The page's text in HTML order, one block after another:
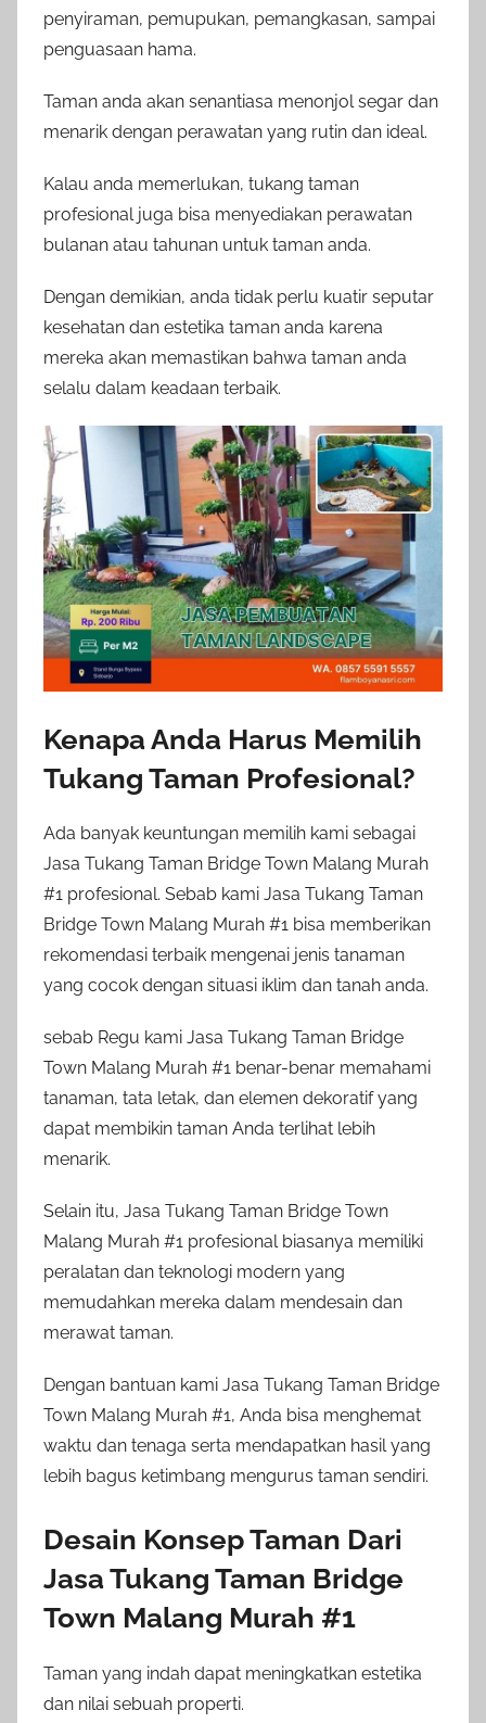
penyiraman, pemupukan, pemangkasan, sampai
penguasaan hama.
Taman anda akan senantiasa menonjol segar dan
menarik dengan perawatan yang rutin dan ideal.
Kalau anda memerlukan, tukang taman
profesional juga bisa menyediakan perawatan
bulanan atau tahunan untuk taman anda.
Dengan demikian, anda tidak perlu kuatir seputar
kesehatan dan estetika taman anda karena
mereka akan memastikan bahwa taman anda
selalu dalam keadaan terbaik.
Kenapa Anda Harus Memilih
Tukang Taman Profesional?
Ada banyak keuntungan memilih kami sebagai
Jasa Tukang Taman Bridge Town Malang Murah
#1 profesional. Sebab kami Jasa Tukang Taman
Bridge Town Malang Murah #1 bisa memberikan
rekomendasi terbaik mengenai jenis tanaman
yang cocok dengan situasi iklim dan tanah anda.
sebab Regu kami Jasa Tukang Taman Bridge
Town Malang Murah #1 benar-benar memahami
tanaman, tata letak, dan elemen dekoratif yang
dapat membikin taman Anda terlihat lebih
menarik.
Selain itu, Jasa Tukang Taman Bridge Town
Malang Murah #1 profesional biasanya memiliki
peralatan dan teknologi modern yang
memudahkan mereka dalam mendesain dan
merawat taman.
Dengan bantuan kami Jasa Tukang Taman Bridge
Town Malang Murah #1, Anda bisa menghemat
waktu dan tenaga serta mendapatkan hasil yang
lebih bagus ketimbang mengurus taman sendiri.
Desain Konsep Taman Dari
Jasa Tukang Taman Bridge
Town Malang Murah #1
Taman yang indah dapat meningkatkan estetika
dan nilai sebuah properti.